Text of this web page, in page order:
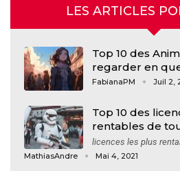
LES ARTICLES
Top 10 des
regarder en
FabianaPM Juil 2,
Top 10 des
rentables de
licences les plus
MathiasAndre Mai 4, 2021